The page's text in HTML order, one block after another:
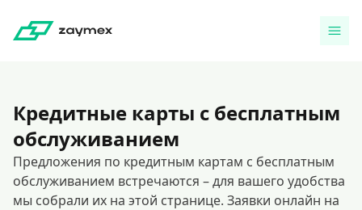
Кредитные карты с бесплатным
обслуживанием
Предложения по кредитным картам с бесплатным
обслуживанием встречаются – для вашего удобства
мы собрали их на этой странице. Заявки онлайн на